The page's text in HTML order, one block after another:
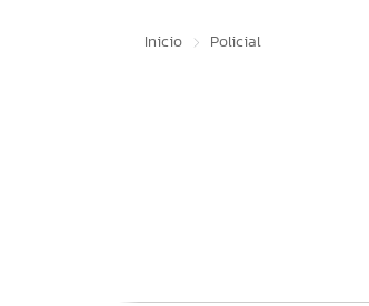
Inicio Policial